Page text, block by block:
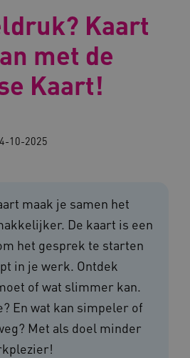
Kaart
met de
Kaart!
10-2025
maak je samen het
De kaart is een
het gesprek te starten
in je werk. Ontdek
of wat slimmer kan.
En wat kan simpeler of
Met als doel minder